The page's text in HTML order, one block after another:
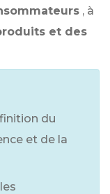
, à
et des
du
et de la